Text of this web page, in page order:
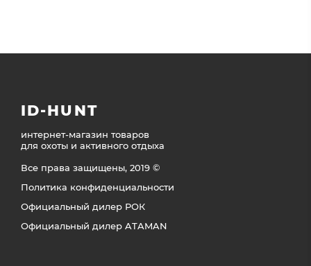
ID-HUNT
интернет-магазин товаров
для охоты и активного отдыха
Все права защищены, 2019 ©
Политика конфиденциальности
Официальный дилер РОК
Официальный дилер ATAMAN